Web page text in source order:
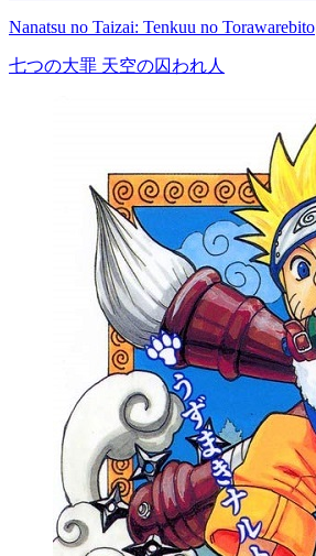
Nanatsu no Taizai: Tenkuu no Torawarebito
七つの大罪 天空の囚われ人